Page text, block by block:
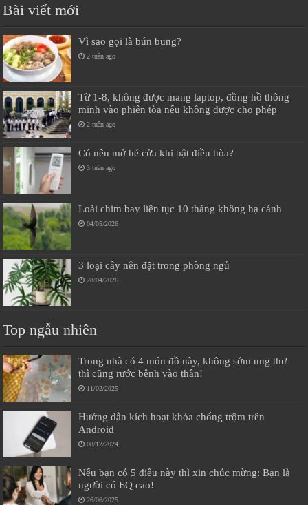
Bài viết mới
Vì sao gọi là bún bung?
2 tuần ago
Từ 1-8, không được mang laptop, đồng hồ thông
minh vào phiên tòa nếu không được cho phép
2 tuần ago
Có nên mở hé cửa khi bật điều hòa?
3 tuần ago
Loài chim bay liên tục 10 tháng không hạ cánh
04/05/2026
3 loại cây nên đặt trong phòng ngủ
28/04/2026
Top ngẫu nhiên
Trong nhà có 4 món đồ này, không sớm ung thư
thì cũng rước bệnh vào thân!
11/02/2025
Hướng dẫn kích hoạt khóa chống trộm trên
Android
08/12/2024
Nếu bạn có 5 điều này thì xin chúc mừng: Bạn là
người có EQ cao!
26/06/2025